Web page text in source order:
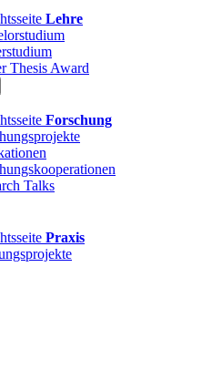
Lehre
Thesis Award
Forschung
Talks
Praxis